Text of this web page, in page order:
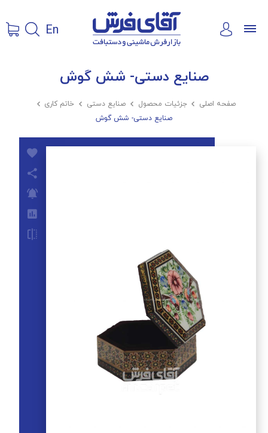
En
صنایع دستی- شش گوش
صفحه اصلی  جزئیات محصول  صنایع دستی  خاتم کاری 
صنایع دستی- شش گوش